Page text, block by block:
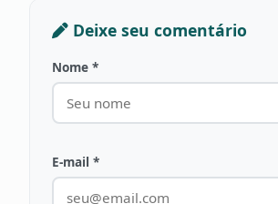
Deixe seu comentário
Nome *
E-mail *